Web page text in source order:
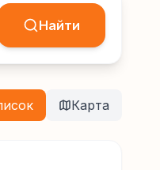
Найти
Карта